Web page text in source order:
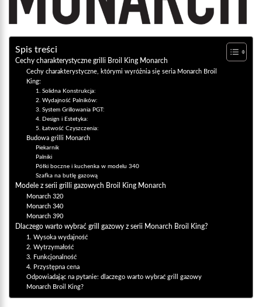
Spis treści
Cechy charakterystyczne grilli Broil King Monarch
Cechy charakterystyczne, którymi wyróżnia się seria Monarch Broil
King:
1. Solidna Konstrukcja:
2. Wydajność Palników:
3. System Grillowania PGT:
4. Design i Estetyka:
5. Łatwość Czyszczenia:
Budowa grilli Monarch
Piekarnik
Palniki
Półki boczne i kuchenka w modelu 340
Szafka na butlę gazową
Modele z serii grilli gazowych Broil King Monarch
Monarch 320
Monarch 340
Monarch 390
Dlaczego warto wybrać grill gazowy z serii Monarch Broil King?
1. Wysoka wydajność
2. Wytrzymałość
3. Funkcjonalność
4. Przystępna cena
Odpowiadając na pytanie: dlaczego warto wybrać grill gazowy
Monarch Broil King?